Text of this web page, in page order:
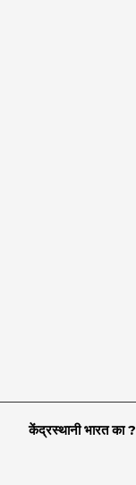
केंद्रस्थानी भारत का ?